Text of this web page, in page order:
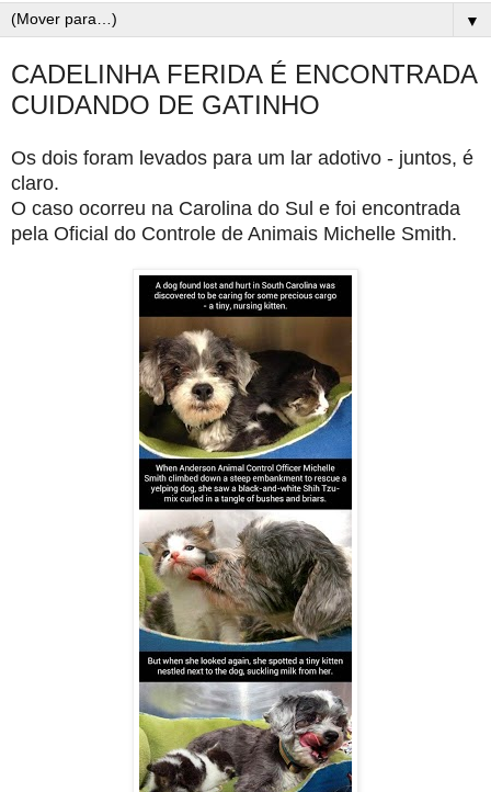
▼
CADELINHA FERIDA É ENCONTRADA
CUIDANDO DE GATINHO
Os dois foram levados para um lar adotivo - juntos, é
claro.
O caso ocorreu na Carolina do Sul e foi encontrada
pela Oficial do Controle de Animais Michelle Smith.